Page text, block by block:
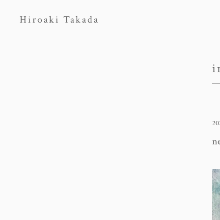
Hiroaki Takada